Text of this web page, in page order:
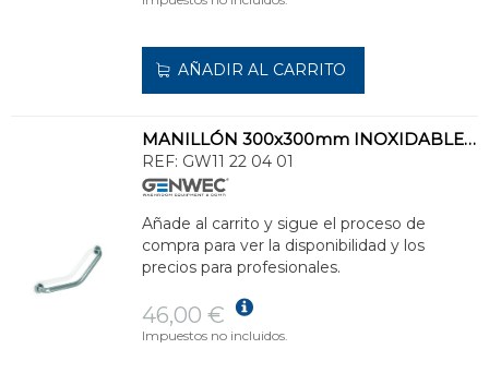
AÑADIR AL CARRITO
MANILLÓN 300x300mm INOXIDABLE SATINADO
REF: GW11 22 04 01
Añade al carrito y sigue el proceso de
compra para ver la disponibilidad y los
precios para profesionales.
46,00 €
Impuestos no incluidos.